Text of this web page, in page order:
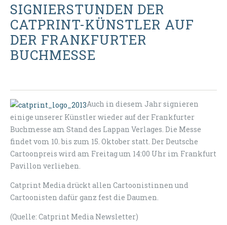
SIGNIERSTUNDEN DER
CATPRINT-KÜNSTLER AUF
DER FRANKFURTER
BUCHMESSE
Auch in diesem Jahr signieren
einige unserer Künstler wieder auf der Frankfurter
Buchmesse am Stand des Lappan Verlages. Die Messe
findet vom 10. bis zum 15. Oktober statt. Der Deutsche
Cartoonpreis wird am Freitag um 14:00 Uhr im Frankfurt
Pavillon verliehen.
Catprint Media drückt allen Cartoonistinnen und
Cartoonisten dafür ganz fest die Daumen.
(Quelle: Catprint Media Newsletter)